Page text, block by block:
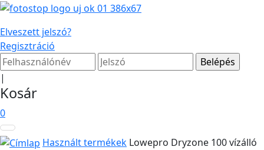
Elveszett jelszó?
Regisztráció
|
Kosár
0
Használt termékek Lowepro Dryzone 100 vízálló